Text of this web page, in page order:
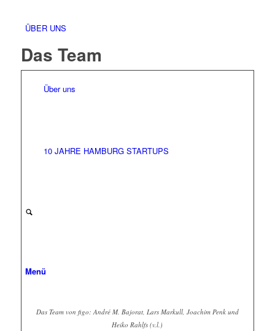
ÜBER UNS
Über uns
10 JAHRE HAMBURG STARTUPS
Menü
Das Team
Das Team von figo: André M. Bajorat, Lars Markull, Joachim Penk und
Heiko Rahlfs (v.l.)